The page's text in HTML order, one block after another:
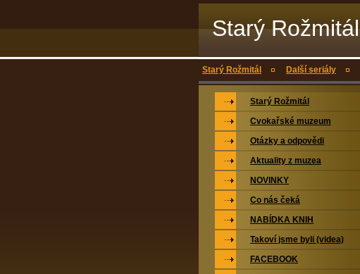
Starý Rožmitál
Starý Rožmitál Další seriály
Starý Rožmitál
Cvokařské muzeum
Otázky a odpovědi
Aktuality z muzea
NOVINKY
Co nás čeká
NABÍDKA KNIH
Takoví jsme byli (videa)
FACEBOOK